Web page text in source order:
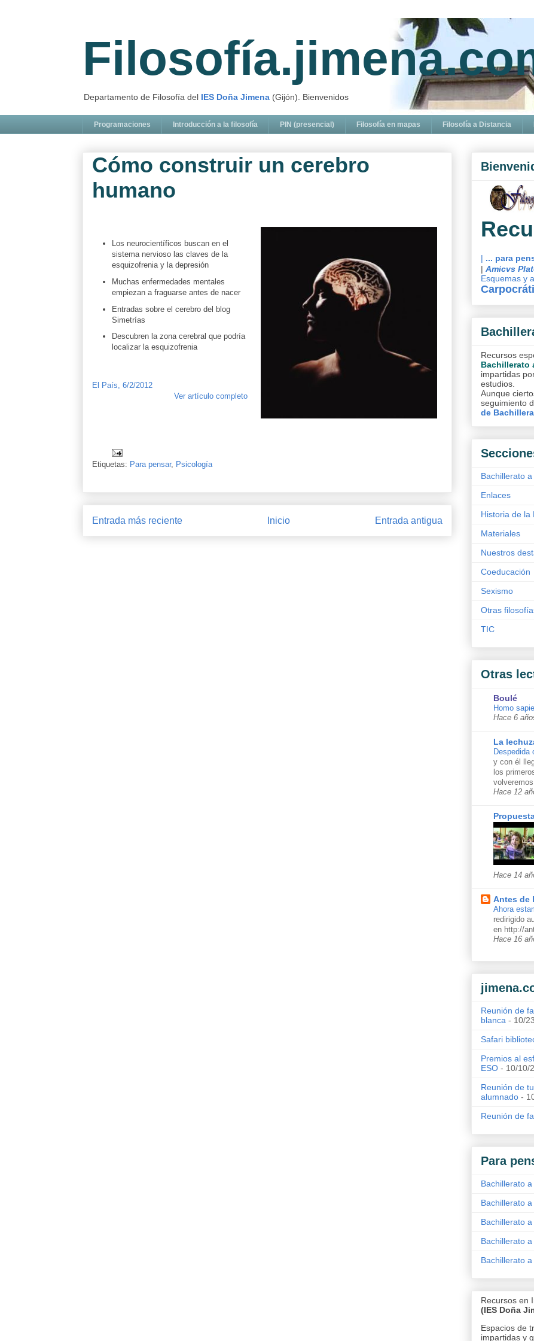
Departamento de Filosofía del IES Doña Jimena (Gijón). Bienvenidos
Programaciones Introducción a la filosofía PIN (presencial) Filosofía en mapas Filosofía a Distancia
Cómo construir un cerebro
humano
Los neurocientíficos buscan en el
sistema nervioso las claves de la
esquizofrenia y la depresión
Muchas enfermedades mentales
empiezan a fraguarse antes de nacer
Entradas sobre el cerebro del blog
Simetrías
Descubren la zona cerebral que podría
localizar la esquizofrenia
El País, 6/2/2012
Ver artículo completo
Etiquetas: Para pensar, Psicología
Entrada más reciente Entrada antigua
Inicio
| ... para
| Amicvs
Esquemas y
Recursos
Bachillerato
impartidas
estudios.
Aunque
seguimiento
de
Bachillerato
Enlaces
Historia de la
Materiales
Nuestros
Coeducación
Sexismo
Otras
TIC
Otras
Boulé
Homo
Hace 6
La
Despedida
y con él
los
Hace 12
Hace 14
Antes de
Ahora
redirigido
en http://
Hace 16
Reunión de
blanca - 10/
Safari
Premios al
ESO - 10/10/
Reunión de
alumnado -
Reunión de
Para
Bachillerato
Bachillerato
Bachillerato
Bachillerato
Bachillerato
Recursos en
(IES Doña
Espacios de
impartidas y